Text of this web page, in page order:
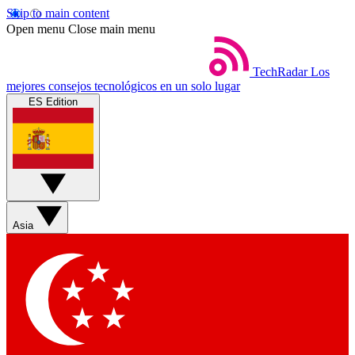
Skip to main content
Open menu Close main menu
TechRadar Los
mejores consejos tecnológicos en un solo lugar
ES Edition
Asia